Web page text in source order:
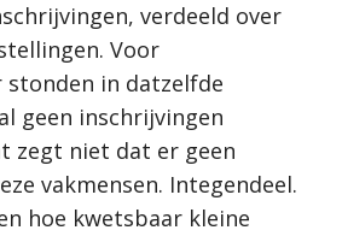
verdeeld over
Voor
stonden in datzelfde
geen inschrijvingen
zegt niet dat er geen
vakmensen. Integendeel.
hoe kwetsbaar kleine